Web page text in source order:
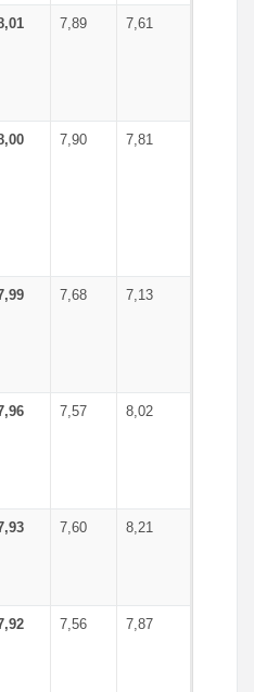
7,89 7,61
7,90 7,81
7,68 7,13
7,57 8,02
7,60 8,21
7,56 7,87